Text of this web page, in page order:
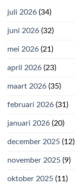
juli 2026 (34)
juni 2026 (32)
mei 2026 (21)
april 2026 (23)
maart 2026 (35)
februari 2026 (31)
januari 2026 (20)
december 2025 (12)
november 2025 (9)
oktober 2025 (11)